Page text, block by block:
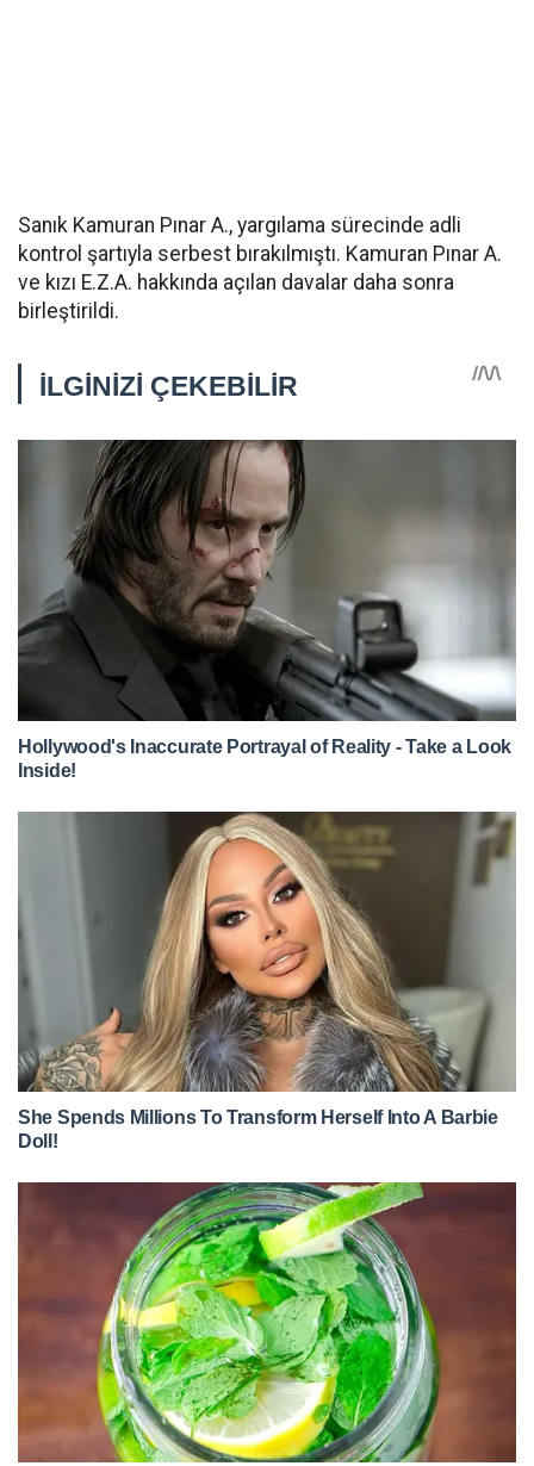
Sanık Kamuran Pınar A., yargılama sürecinde adli
kontrol şartıyla serbest bırakılmıştı. Kamuran Pınar A.
ve kızı E.Z.A. hakkında açılan davalar daha sonra
birleştirildi.